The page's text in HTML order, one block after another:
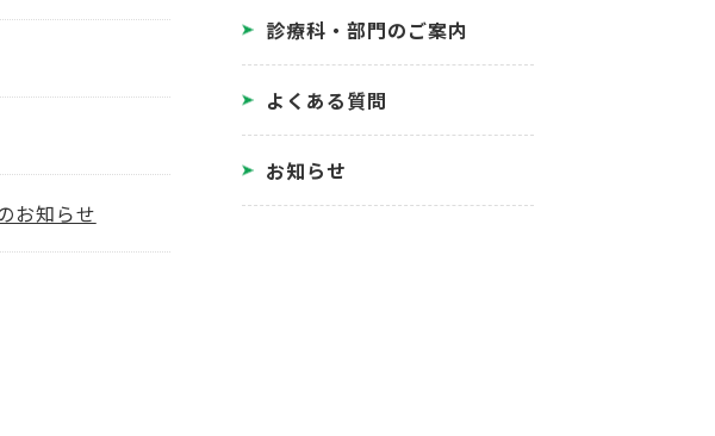
お知らせ
診療科・部門のご案内
よくある質問
お知らせ